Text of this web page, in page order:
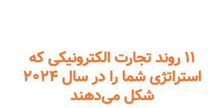
۱۱ روند تجارت الکترونیکی که
استراتژی شما را در سال ۲۰۲۴
شکل می‌دهند